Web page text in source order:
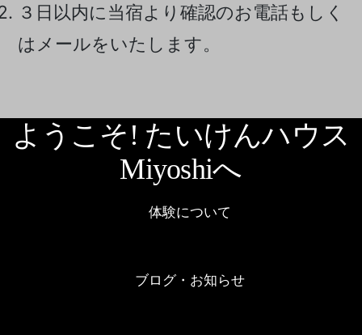
３日以内に当宿より確認のお電話もしく
はメールをいたします。
ようこそ! たいけんハウス
Miyoshiへ
体験について
ブログ・お知らせ